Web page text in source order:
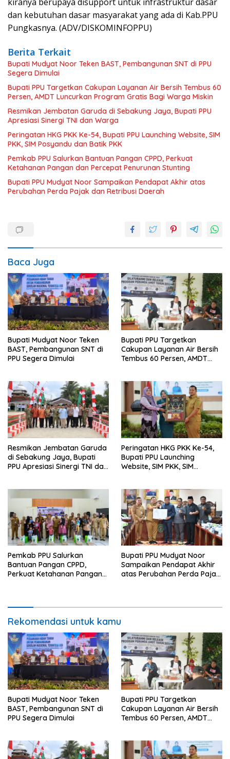
dan kebutuhan dasar masyarakat yang ada di Kab.PPU
Pungkasnya. (ADV/DISKOMINFOPPU)
Berita Terkait
Bupati Mudyat Noor Teken BAST, Pembangunan SNT di PPU
Segera Dimulai
Bupati PPU Targetkan Cakupan Layanan Air Bersih Tembus 60
Persen, AMDT Luncurkan Program Gratis Bagi Warga Miskin
Resmikan Jembatan Garuda di Sebakung Jaya, Bupati PPU
Apresiasi Sinergi TNI dan Warga
Peringatan HKG PKK Ke-54, Bupati PPU Launching Website, SIM
PKK, SIM Posyandu dan Batik PKK
Pemkab PPU Salurkan Bantuan Pangan CPPD, Perkuat
Ketahanan Pangan dan Percepat Penurunan Stunting
Bupati PPU Mudyat Noor Sampaikan Pendapat Akhir atas
Perubahan Perda Pajak dan Retribusi Daerah
Baca Juga
Bupati Mudyat Noor Teken
BAST, Pembangunan SNT di
PPU Segera Dimulai
Bupati PPU Targetkan
Cakupan Layanan Air Bersih
Tembus 60 Persen, AMDT
Resmikan Jembatan Garuda
di Sebakung Jaya, Bupati
PPU Apresiasi Sinergi TNI dan
Peringatan HKG PKK Ke-54,
Bupati PPU Launching
Website, SIM PKK, SIM
Pemkab PPU Salurkan
Bantuan Pangan CPPD,
Perkuat Ketahanan Pangan
Bupati PPU Mudyat Noor
Sampaikan Pendapat Akhir
atas Perubahan Perda Pajak
Rekomendasi untuk kamu
Bupati Mudyat Noor Teken
BAST, Pembangunan SNT di
PPU Segera Dimulai
Bupati PPU Targetkan
Cakupan Layanan Air Bersih
Tembus 60 Persen, AMDT